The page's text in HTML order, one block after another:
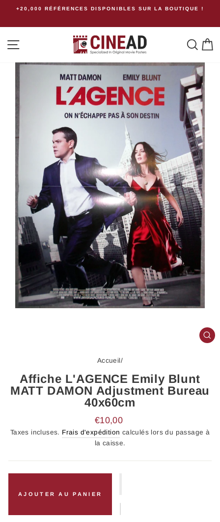
Passer+20,000 RÉFÉRENCES DISPONIBLES SUR LA BOUTIQUE !
Accueil/
Affiche L'AGENCE Emily Blunt
MATT DAMON Adjustment Bureau
40x60cm
Prix
régulier
€10,00
Taxes incluses. Frais d'expédition calculés lors du passage à
la caisse.
AJOUTER AU PANIER